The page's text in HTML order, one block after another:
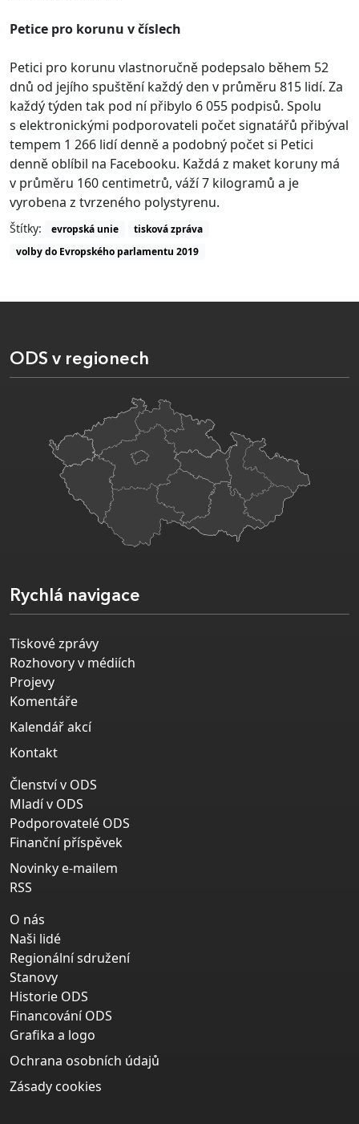
Petice pro korunu v číslech
Petici pro korunu vlastnoručně podepsalo během 52
dnů od jejího spuštění každý den v průměru 815 lidí. Za
každý týden tak pod ní přibylo 6 055 podpisů. Spolu
s elektronickými podporovateli počet signatářů přibýval
tempem 1 266 lidí denně a podobný počet si Petici
denně oblíbil na Facebooku. Každá z maket koruny má
v průměru 160 centimetrů, váží 7 kilogramů a je
vyrobena z tvrzeného polystyrenu.
Štítky: evropská unie
tisková zpráva
volby do Evropského parlamentu 2019
ODS v regionech
Rychlá navigace
Tiskové zprávy
Rozhovory v médiích
Projevy
Komentáře
Kalendář akcí
Kontakt
Členství v ODS
Mladí v ODS
Podporovatelé ODS
Finanční příspěvek
Novinky e-mailem
RSS
O nás
Naši lidé
Regionální sdružení
Stanovy
Historie ODS
Financování ODS
Grafika a logo
Ochrana osobních údajů
Zásady cookies